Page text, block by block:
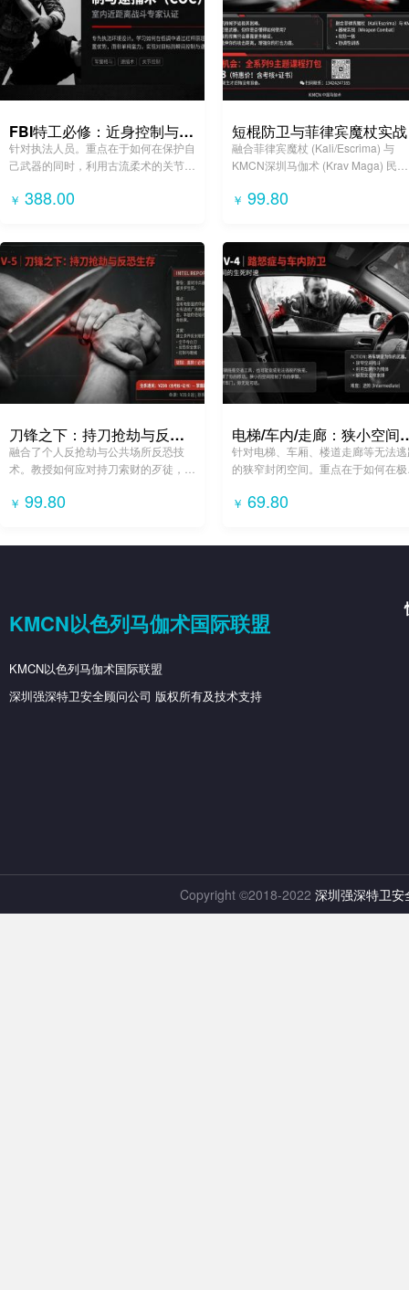
FBI特工必修：近身控制与逮捕术 (CQC)
针对执法人员。重点在于如何在保护自
己武器的同时，利用古流柔术的关节锁
面并完成上铐。
￥ 388.00
短棍防卫与菲律宾魔杖实战
融合菲律宾魔杖 (Kali/Escrima) 与
KMCN深圳马伽术 (Krav Maga) 民用
登山杖进行有效防身防御，保持安
￥ 99.80
刀锋之下：持刀抢劫与反恐生存
融合了个人反抢劫与公共场所反恐技
术。教授如何应对持刀索财的歹徒，以
生存策略。
￥ 99.80
电梯/车内/
针对电梯、车厢、楼道走廊等无法
的狭窄封闭空间。重点在于如何在
巧（墙壁/地面利用）进行反击与控
￥ 69.80
KMCN以色列马伽术国际联盟
KMCN以色列马伽术国际联盟
深圳强深特卫安全顾问公司 版权所有及技术支持
Copyright ©2018-2022 深圳强深特卫